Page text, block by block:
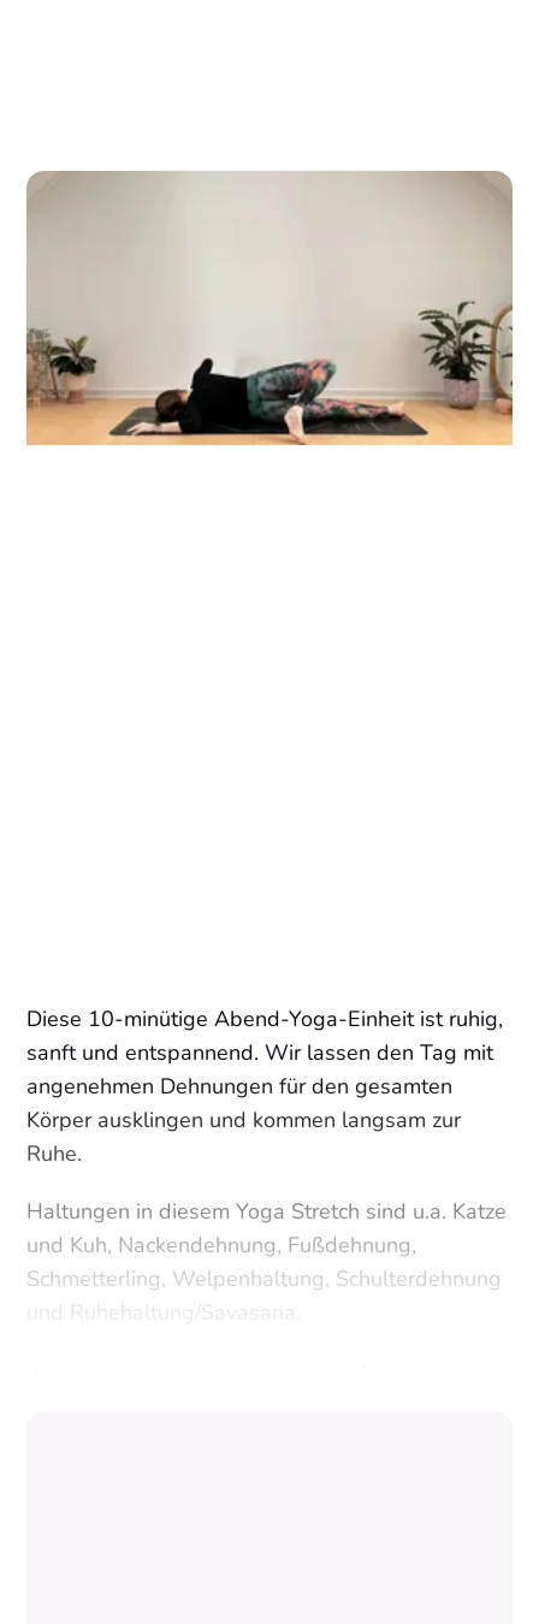
Diese 10-minütige Abend-Yoga-Einheit ist ruhig,
sanft und entspannend. Wir lassen den Tag mit
angenehmen Dehnungen für den gesamten
Körper ausklingen und kommen langsam zur
Ruhe.
Haltungen in diesem Yoga Stretch sind u.a. Katze
und Kuh, Nackendehnung, Fußdehnung,
Schmetterling, Welpenhaltung, Schulterdehnung
und Ruhehaltung/Savasana.